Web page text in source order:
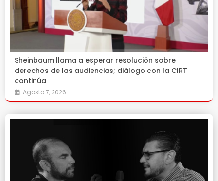
Sheinbaum llama a esperar resolución sobre
derechos de las audiencias; diálogo con la CIRT
continúa
Agosto 7, 2026